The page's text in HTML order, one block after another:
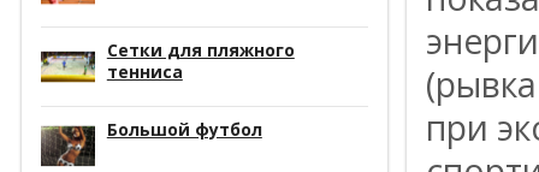
Сетки для пляжного
тенниса
Большой футбол
при